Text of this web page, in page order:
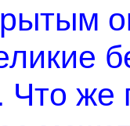
Что